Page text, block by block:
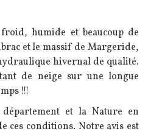
humide et beaucoup de
et le massif de Margeride,
hivernal de qualité.
de neige sur une longue
!!!
et la Nature en
ces conditions. Notre avis est